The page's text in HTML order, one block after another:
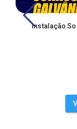
Instalação